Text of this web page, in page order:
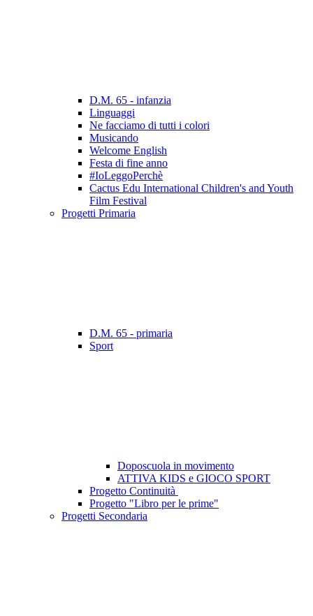
D.M. 65 - infanzia
Linguaggi
Ne facciamo di tutti i colori
Musicando
Welcome English
Festa di fine anno
#IoLeggoPerchè
Cactus Edu International Children's and Youth
Film Festival
Progetti Primaria
D.M. 65 - primaria
Sport
Doposcuola in movimento
ATTIVA KIDS e GIOCO SPORT
Progetto Continuità
Progetto "Libro per le prime"
Progetti Secondaria